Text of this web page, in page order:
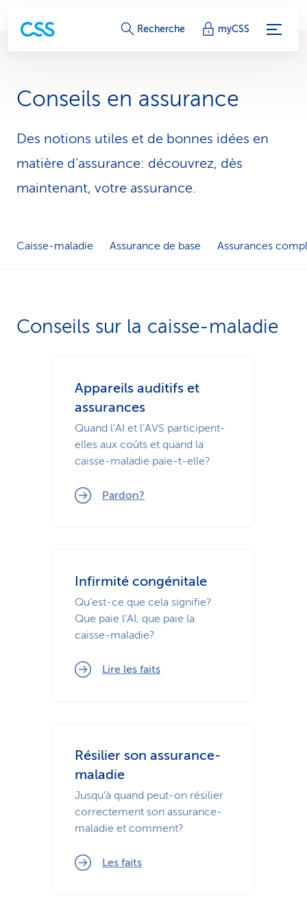
L
s
d
e
e
i
e
Recherche myCSS
Conseils en assurance
Des notions utiles et de bonnes idées en
matière d’assurance: découvrez, dès
maintenant, votre assurance.
Caisse-maladie Assurance de base Assurances
Conseils sur la caisse-maladie
Appareils auditifs et
assurances
Quand l’AI et l’AVS participent-
elles aux coûts et quand la
caisse-maladie paie-t-elle?
Pardon?
Infirmité congénitale
Qu’est-ce que cela signifie?
Que paie l’AI, que paie la
caisse-maladie?
Lire les faits
Résilier son assurance-
maladie
Jusqu’à quand peut-on résilier
correctement son assurance-
maladie et comment?
Les faits